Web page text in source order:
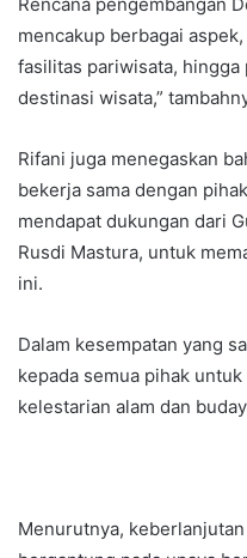
mencakup berbagai
fasilitas pariwisata, hingga
destinasi wisata,”
Rifani juga menegaskan
bekerja sama dengan
mendapat dukungan dari
Rusdi Mastura, untuk
ini.
Dalam kesempatan yang
kepada semua pihak
kelestarian alam dan
Menurutnya,